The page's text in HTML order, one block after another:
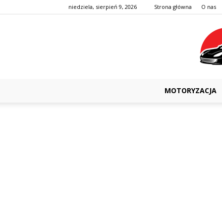
niedziela, sierpień 9, 2026 Strona główna O nas
MOTORYZACJA